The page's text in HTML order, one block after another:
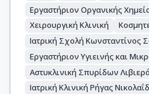
Εργαστήριον Οργανικής
Χειρουργική Κλινική
Ιατρική Σχολή Κωνσταντίνος
Εργαστήριον Υγιεινής και
Αστυκλινική Σπυρίδων
Ιατρική Κλινική Ρήγας